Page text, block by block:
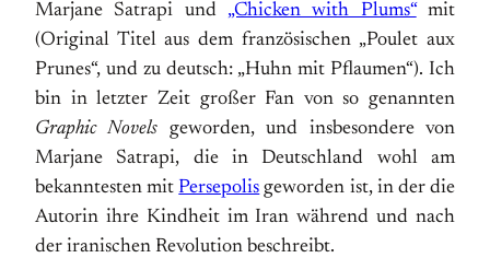
Marjane Satrapi und „Chicken with Plums“mit
(Original Titel aus dem französischen „Poulet aux
Prunes“, und zu deutsch: „Huhn mit Pflaumen“). Ich
bin in letzter Zeit großer Fan von so genannten
Graphic Novels geworden, und insbesondere von
Marjane Satrapi, die in Deutschland wohl am
bekanntesten mit Persepolis geworden ist, in der die
Autorin ihre Kindheit im Iran während und nach
der iranischen Revolution beschreibt.